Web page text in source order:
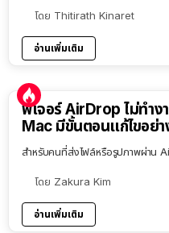
โดย Thitirath Kinaret
อ่านเพิ่มเติม
ฟีเจอร์ AirDrop ไม่ทำ
Mac มีขั้นตอนแก้ไขอย่า
สำหรับคนที่ส่งไฟล์หรือรูปภาพผ่าน
โดย Zakura Kim
อ่านเพิ่มเติม